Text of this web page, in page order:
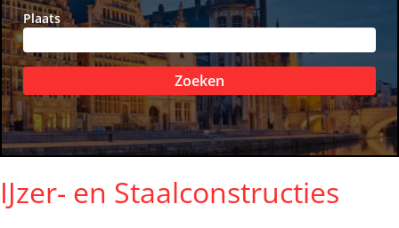
Plaats
Zoeken
IJzer- en Staalconstructies